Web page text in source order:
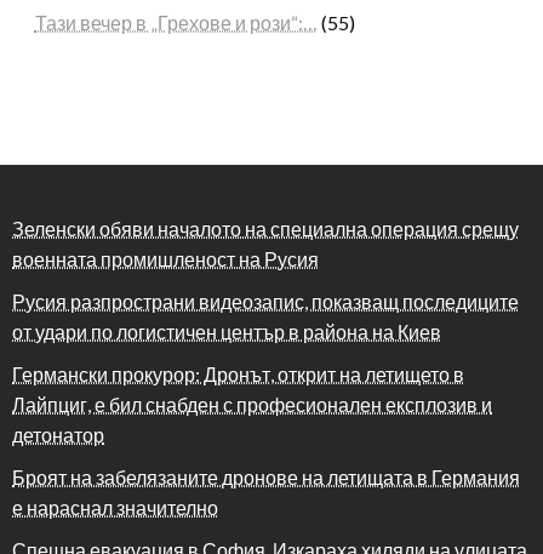
Тази вечер в „Грехове и рози“:…
(55)
Зеленски обяви началото на специална операция срещу
военната промишленост на Русия
Русия разпространи видеозапис, показващ последиците
от удари по логистичен център в района на Киев
Германски прокурор: Дронът, открит на летището в
Лайпциг, е бил снабден с професионален експлозив и
детонатор
Броят на забелязаните дронове на летищата в Германия
е нараснал значително
Спешна евакуация в София. Изкараха хиляди на улицата